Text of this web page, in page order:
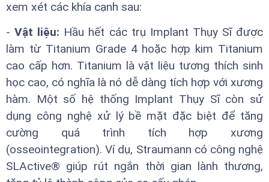
xem xét các khía cạnh sau:
-Vật liệu: Hầu hết các trụ Implant Thụy Sĩ được
làm từ Titanium Grade 4 hoặc hợp kim Titanium
cao cấp hơn. Titanium là vật liệu tương thích sinh
học cao, có nghĩa là nó dễ dàng tích hợp với xương
hàm. Một số hệ thống Implant Thụy Sĩ còn sử
dụng công nghệ xử lý bề mặt đặc biệt để tăng
cường quá trình tích hợp xương
(osseointegration). Ví dụ, Straumann có công nghệ
SLActive® giúp rút ngắn thời gian lành thương,